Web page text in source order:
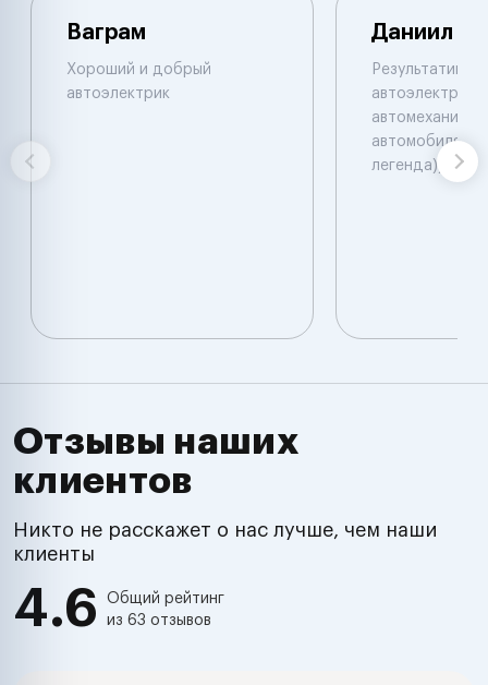
Ваграм
Хороший и добрый
автоэлектрик
Даниил
автоэлектрик и
автомеханик
автомобилям.
легенда))
Отзывы наших
клиентов
Никто не расскажет о нас лучше, чем наши
клиенты
4.6
Общий рейтинг
из 63 отзывов